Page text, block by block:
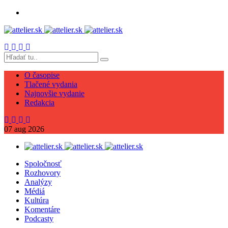
O časopise
Tlačené vydania
Najnovšie vydanie
Redakcia
07 aug 2026
Spoločnosť
Rozhovory
Analýzy
Médiá
Kultúra
Komentáre
Podcasty